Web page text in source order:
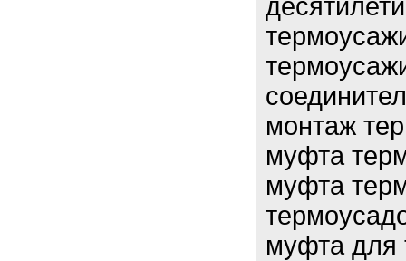
монтаж
муфта
муфта
муфта для